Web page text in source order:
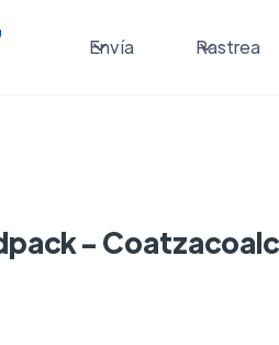
Envía Rastrea
-